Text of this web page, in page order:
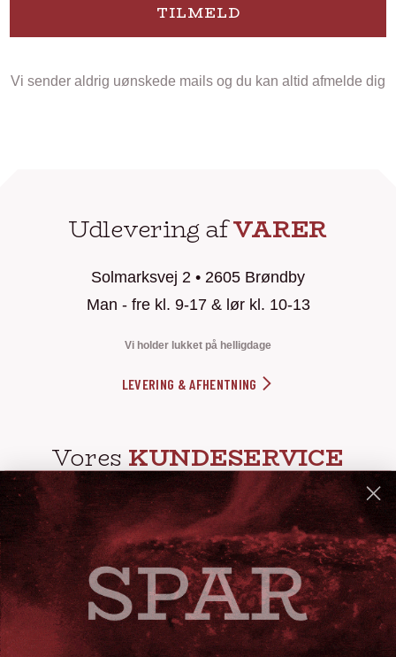
TILMELD
Vi sender aldrig uønskede mails og du kan altid afmelde dig
Udlevering afVARER
Solmarksvej 2 • 2605 Brøndby
Man - fre kl. 9-17 & lør kl. 10-13
Vi holder lukket på helligdage
LEVERING & AFHENTNING
Vores KUNDESERVICE
info@steak-out.dk
+45 53644030
Telefontid: man - fre kl. 10-15